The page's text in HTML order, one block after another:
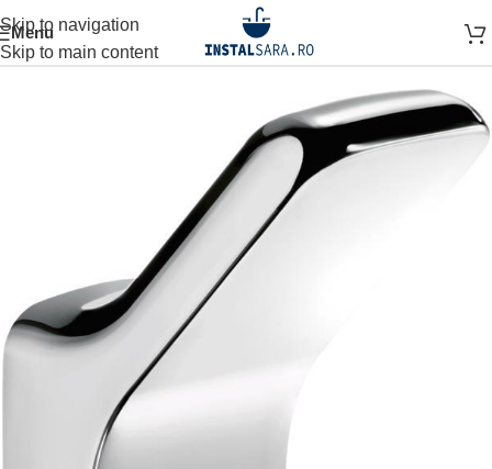
Skip to navigation
Skip to main content
Menu
Prima pagină ACCESORII BAIE ACCESORIU DE PERETE